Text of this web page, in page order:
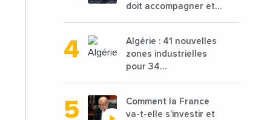
doit accompagner et
avec une enveloppe
de 1,25 milliard de
dirhams
Algérie : 41 nouvelles
zones industrielles
pour 34
Comment la France
va-t-elle s’investir et